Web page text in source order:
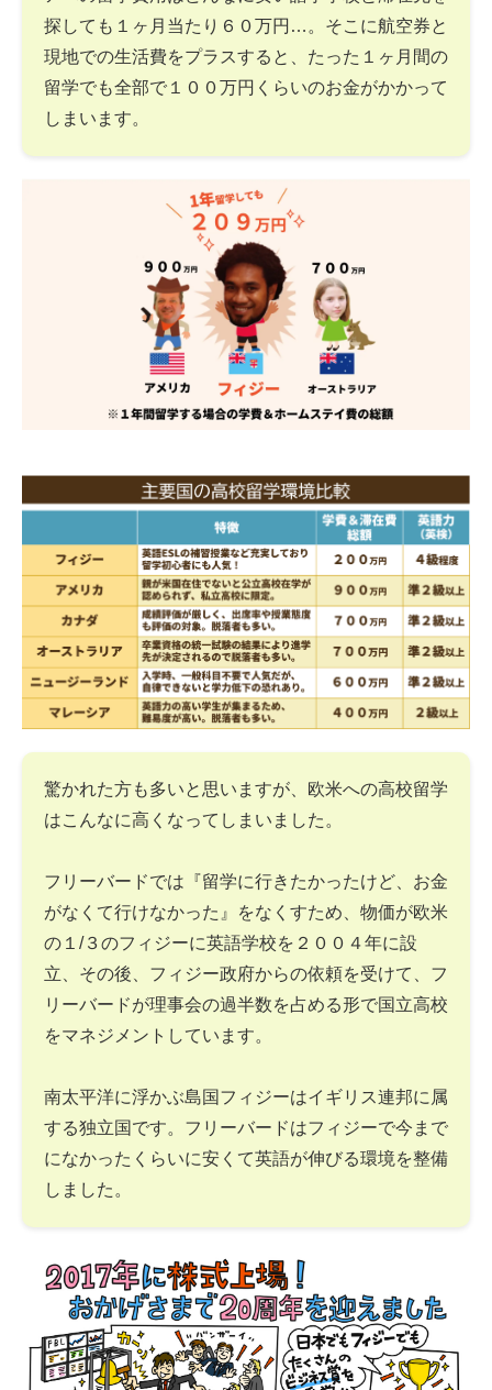
探しても１ヶ月当たり６０万円…。そこに航空券と
現地での生活費をプラスすると、たった１ヶ月間の
留学でも全部で１００万円くらいのお金がかかって
しまいます。
驚かれた方も多いと思いますが、欧米への高校留学
はこんなに高くなってしまいました。
フリーバードでは『留学に行きたかったけど、お金
がなくて行けなかった』をなくすため、物価が欧米
の１/３のフィジーに英語学校を２００４年に設
立、その後、フィジー政府からの依頼を受けて、フ
リーバードが理事会の過半数を占める形で国立高校
をマネジメントしています。
南太平洋に浮かぶ島国フィジーはイギリス連邦に属
する独立国です。フリーバードはフィジーで今まで
になかったくらいに安くて英語が伸びる環境を整備
しました。